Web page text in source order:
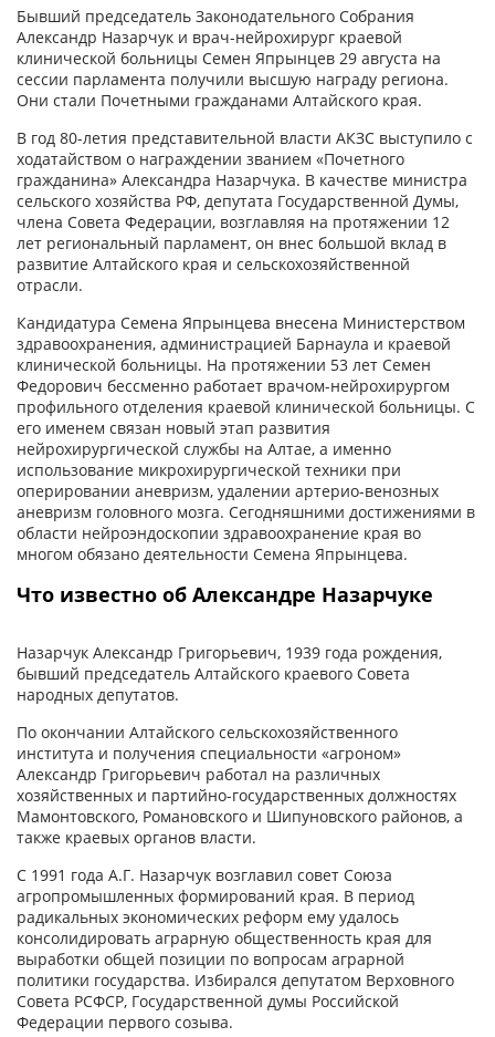
Бывший председатель Законодательного Собрания
Александр Назарчук и врач-нейрохирург краевой
клинической больницы Семен Япрынцев 29 августа на
сессии парламента получили высшую награду региона.
Они стали Почетными гражданами Алтайского края.
В год 80-летия представительной власти АКЗС выступило с
ходатайством о награждении званием «Почетного
гражданина» Александра Назарчука. В качестве министра
сельского хозяйства РФ, депутата Государственной Думы,
члена Совета Федерации, возглавляя на протяжении 12
лет региональный парламент, он внес большой вклад в
развитие Алтайского края и сельскохозяйственной
отрасли.
Кандидатура Семена Япрынцева внесена Министерством
здравоохранения, администрацией Барнаула и краевой
клинической больницы. На протяжении 53 лет Семен
Федорович бессменно работает врачом-нейрохирургом
профильного отделения краевой клинической больницы. С
его именем связан новый этап развития
нейрохирургической службы на Алтае, а именно
использование микрохирургической техники при
оперировании аневризм, удалении артерио-венозных
аневризм головного мозга. Сегодняшними достижениями в
области нейроэндоскопии здравоохранение края во
многом обязано деятельности Семена Япрынцева.
Что известно об Александре Назарчуке
Назарчук Александр Григорьевич, 1939 года рождения,
бывший председатель Алтайского краевого Совета
народных депутатов.
По окончании Алтайского сельскохозяйственного
института и получения специальности «агроном»
Александр Григорьевич работал на различных
хозяйственных и партийно-государственных должностях
Мамонтовского, Романовского и Шипуновского районов, а
также краевых органов власти.
С 1991 года А.Г. Назарчук возглавил совет Союза
агропромышленных формирований края. В период
радикальных экономических реформ ему удалось
консолидировать аграрную общественность края для
выработки общей позиции по вопросам аграрной
политики государства. Избирался депутатом Верховного
Совета РСФСР, Государственной думы Российской
Федерации первого созыва.